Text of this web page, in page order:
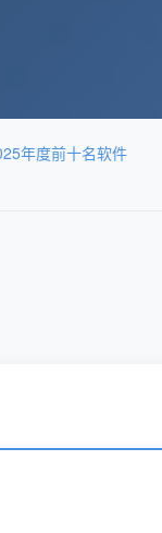
年度前十名软件